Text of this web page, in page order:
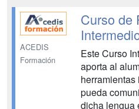
finalizando
centra...
ACEDIS
Formación
Curso de
Este Curso
aporta al
pueda
dicha lengua